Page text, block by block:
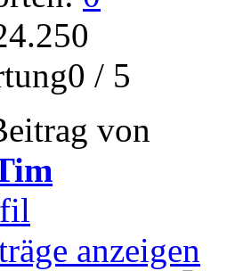
/ 5
von
anzeigen